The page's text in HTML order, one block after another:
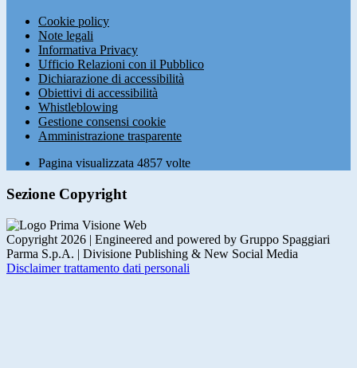
Cookie policy
Note legali
Informativa Privacy
Ufficio Relazioni con il Pubblico
Dichiarazione di accessibilità
Obiettivi di accessibilità
Whistleblowing
Gestione consensi cookie
Amministrazione trasparente
Pagina visualizzata 4857 volte
Sezione Copyright
Copyright 2026 | Engineered and powered by Gruppo Spaggiari
Parma S.p.A. | Divisione Publishing & New Social Media
Disclaimer trattamento dati personali